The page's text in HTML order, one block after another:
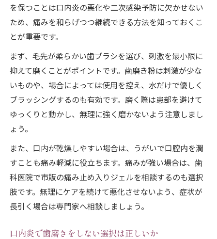
を保つことは口内炎の悪化や二次感染予防に欠かせない
ため、痛みを和らげつつ継続できる方法を知っておくこ
とが重要です。
まず、毛先が柔らかい歯ブラシを選び、刺激を最小限に
抑えて磨くことがポイントです。歯磨き粉は刺激が少な
いものや、場合によっては使用を控え、水だけで優しく
ブラッシングするのも有効です。磨く際は患部を避けて
ゆっくりと動かし、無理に強く磨かないよう注意しまし
ょう。
また、口内が乾燥しやすい場合は、うがいで口腔内を潤
すことも痛み軽減に役立ちます。痛みが強い場合は、歯
科医院で市販の痛み止め入りジェルを相談するのも選択
肢です。無理にケアを続けて悪化させないよう、症状が
長引く場合は専門家へ相談しましょう。
口内炎で歯磨きをしない選択は正しいか